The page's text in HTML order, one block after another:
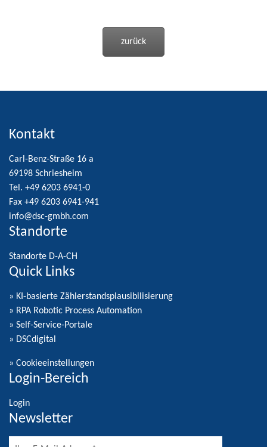
zurück
Kontakt
Carl-Benz-Straße 16 a
69198 Schriesheim
Tel. +49 6203 6941-0
Fax +49 6203 6941-941
info@dsc-gmbh.com
Standorte
Standorte D-A-CH
Quick Links
» KI-basierte Zählerstandsplausibilisierung
» RPA Robotic Process Automation
» Self-Service-Portale
» DSCdigital
» Cookieeinstellungen
Login-Bereich
Login
Newsletter